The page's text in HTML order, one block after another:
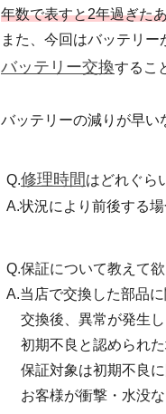
年数で表すと2年過ぎた
また、今回はバッテリー
バッテリー交換するこ
バッテリーの減りが早い
Q.修理時間はどれぐら
A.状況により前後する
Q.保証について教えて
A.当店で交換した部品
交換後、異常が発生し
初期不良と認められた
保証対象は初期不良に
お客様が衝撃・水没な